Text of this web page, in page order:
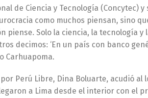
de Ciencia y Tecnología (Concytec) y
como muchos piensan, sino
Solo la ciencia, la tecnología y
decimos: ‘En un país con banco
Carhuapoma.
Perú Libre, Dina Boluarte, acudió al
a Lima desde el interior con el